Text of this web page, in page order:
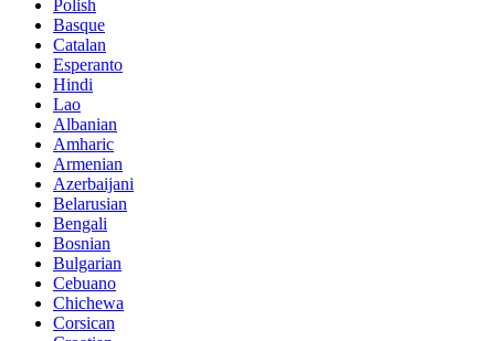
Polish
Basque
Catalan
Esperanto
Hindi
Lao
Albanian
Amharic
Armenian
Azerbaijani
Belarusian
Bengali
Bosnian
Bulgarian
Cebuano
Chichewa
Corsican